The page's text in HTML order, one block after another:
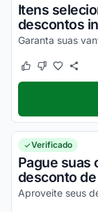
Itens
descontos
Este cupom
Este cupom
Verificado
Pague suas
desconto